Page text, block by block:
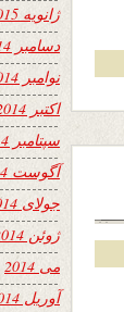
ژانویه 2015
دسامبر 2014
نوامبر 2014
اکتبر 2014
سپتامبر 2014
آگوست 2014
جولای 2014
ژوئن 2014
می 2014
آوریل 2014